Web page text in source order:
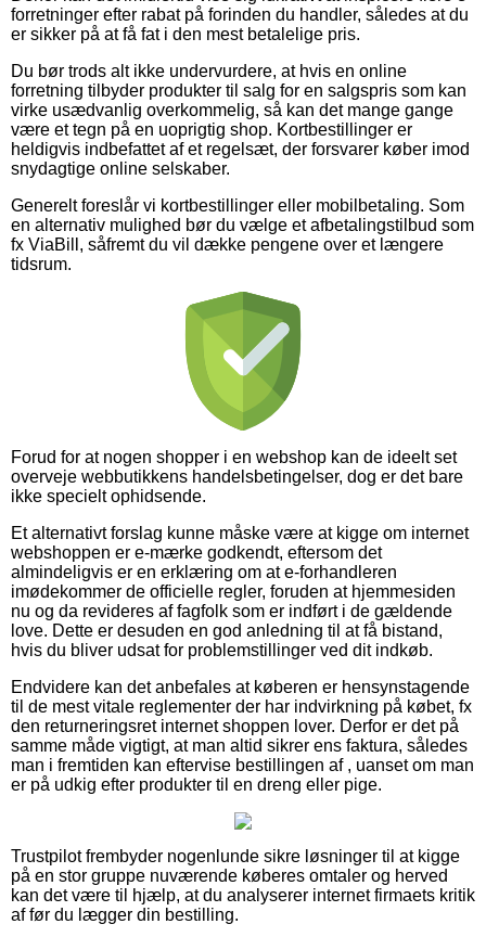
forretninger efter rabat på forinden du handler, således at du
er sikker på at få fat i den mest betalelige pris.
Du bør trods alt ikke undervurdere, at hvis en online
forretning tilbyder produkter til salg for en salgspris som kan
virke usædvanlig overkommelig, så kan det mange gange
være et tegn på en uoprigtig shop. Kortbestillinger er
heldigvis indbefattet af et regelsæt, der forsvarer køber imod
snydagtige online selskaber.
Generelt foreslår vi kortbestillinger eller mobilbetaling. Som
en alternativ mulighed bør du vælge et afbetalingstilbud som
fx ViaBill, såfremt du vil dække pengene over et længere
tidsrum.
Forud for at nogen shopper i en webshop kan de ideelt set
overveje webbutikkens handelsbetingelser, dog er det bare
ikke specielt ophidsende.
Et alternativt forslag kunne måske være at kigge om internet
webshoppen er e-mærke godkendt, eftersom det
almindeligvis er en erklæring om at e-forhandleren
imødekommer de officielle regler, foruden at hjemmesiden
nu og da revideres af fagfolk som er indført i de gældende
love. Dette er desuden en god anledning til at få bistand,
hvis du bliver udsat for problemstillinger ved dit indkøb.
Endvidere kan det anbefales at køberen er hensynstagende
til de mest vitale reglementer der har indvirkning på købet, fx
den returneringsret internet shoppen lover. Derfor er det på
samme måde vigtigt, at man altid sikrer ens faktura, således
man i fremtiden kan eftervise bestillingen af , uanset om man
er på udkig efter produkter til en dreng eller pige.
Trustpilot frembyder nogenlunde sikre løsninger til at kigge
på en stor gruppe nuværende køberes omtaler og herved
kan det være til hjælp, at du analyserer internet firmaets kritik
af før du lægger din bestilling.